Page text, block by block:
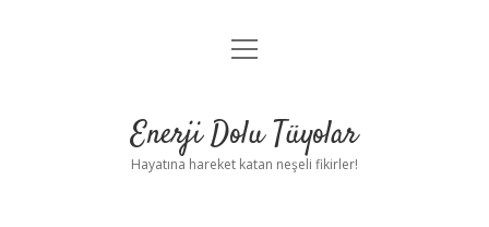
Anasayfa
Yasal Uyarı
menüyü
Enerji Dolu Tüyolar
Hayatına hareket katan neşeli fikirler!